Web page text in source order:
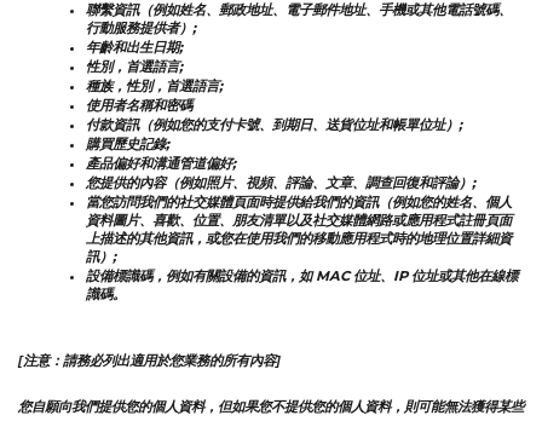
聯繫資訊（例如姓名、郵政地址、電子郵件地址、手機或其他電話號碼、
行動服務提供者）;
年齡和出生日期;
性別，首選語言;
種族，性別，首選語言;
使用者名稱和密碼
付款資訊（例如您的支付卡號、到期日、送貨位址和帳單位址）;
購買歷史記錄;
產品偏好和溝通管道偏好;
您提供的內容（例如照片、視頻、評論、文章、調查回復和評論）;
當您訪問我們的社交媒體頁面時提供給我們的資訊（例如您的姓名、個人
資料圖片、喜歡、位置、朋友清單以及社交媒體網路或應用程式註冊頁面
上描述的其他資訊，或您在使用我們的移動應用程式時的地理位置詳細資
訊）;
設備標識碼，例如有關設備的資訊，如 MAC 位址、IP 位址或其他在線標
識碼。
[注意：請務必列出適用於您業務的所有內容]
您自願向我們提供您的個人資料，但如果您不提供您的個人資料，則可能無法獲得某些